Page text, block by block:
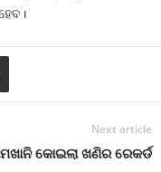
Next article
କୋଇଲା ଖଣିର ରେକର୍ଡ